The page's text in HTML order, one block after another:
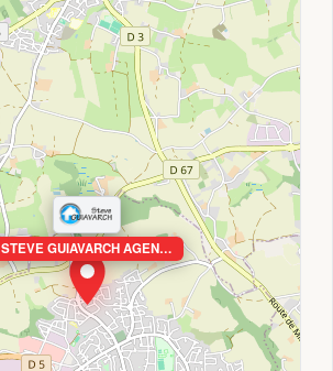
STEVE GUIAVARCH AGEN…